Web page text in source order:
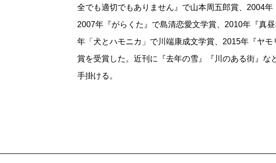
全でも適切でもありません』で山本周五郎賞、2004年
2007年『がらくた』で島清恋愛文学賞、2010年『真
年「犬とハモニカ」で川端康成文学賞、2015年『ヤ
賞を受賞した。近刊に『去年の雪』『川のある街』な
手掛ける。